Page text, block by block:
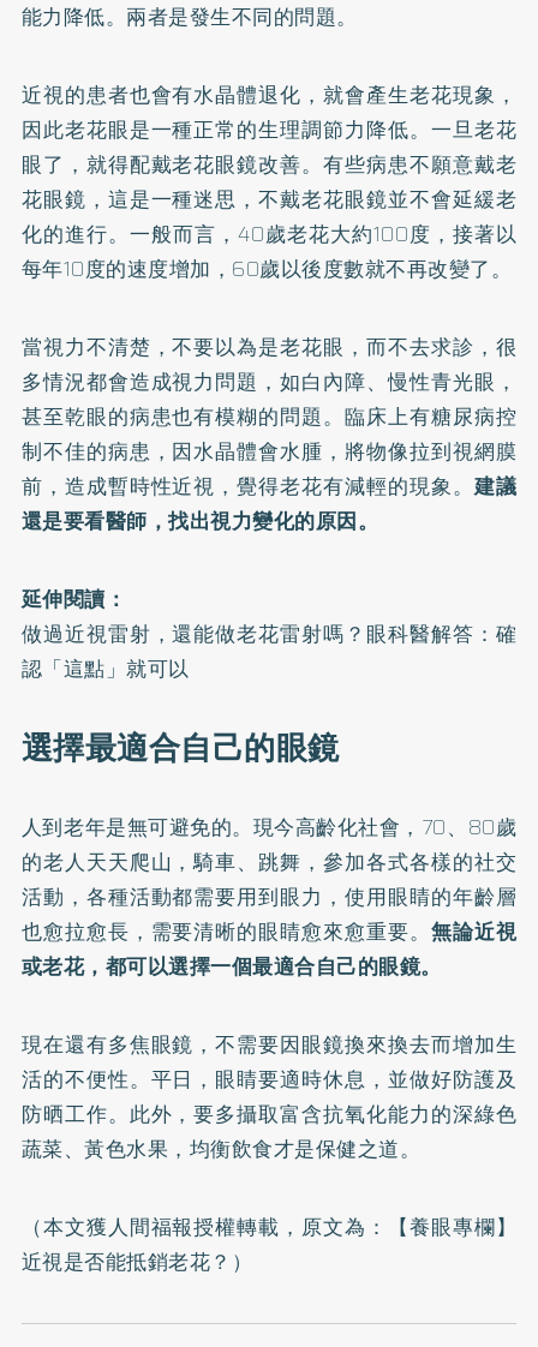
能力降低。兩者是發生不同的問題。
近視的患者也會有水晶體退化，就會產生老花現象，
因此老花眼是一種正常的生理調節力降低。一旦老花
眼了，就得配戴老花眼鏡改善。有些病患不願意戴老
花眼鏡，這是一種迷思，不戴老花眼鏡並不會延緩老
化的進行。一般而言，40歲老花大約100度，接著以
每年10度的速度增加，60歲以後度數就不再改變了。
當視力不清楚，不要以為是老花眼，而不去求診，很
多情況都會造成視力問題，如白內障、慢性青光眼，
甚至乾眼的病患也有模糊的問題。臨床上有糖尿病控
制不佳的病患，因水晶體會水腫，將物像拉到視網膜
前，造成暫時性近視，覺得老花有減輕的現象。建議
還是要看醫師，找出視力變化的原因。
延伸閱讀：
做過近視雷射，還能做老花雷射嗎？眼科醫解答：確
認「這點」就可以
選擇最適合自己的眼鏡
人到老年是無可避免的。現今高齡化社會，70、80歲
的老人天天爬山，騎車、跳舞，參加各式各樣的社交
活動，各種活動都需要用到眼力，使用眼睛的年齡層
也愈拉愈長，需要清晰的眼睛愈來愈重要。 無論近視
或老花，都可以選擇一個最適合自己的眼鏡。
現在還有多焦眼鏡，不需要因眼鏡換來換去而增加生
活的不便性。平日，眼睛要適時休息，並做好防護及
防晒工作。此外，要多攝取富含抗氧化能力的深綠色
蔬菜、黃色水果，均衡飲食才是保健之道。
（本文獲人間福報授權轉載，原文為：
【養眼專欄】
近視是否能抵銷老花？ ）